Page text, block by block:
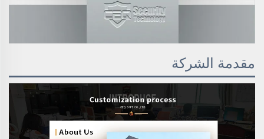
مقدمة الشركة